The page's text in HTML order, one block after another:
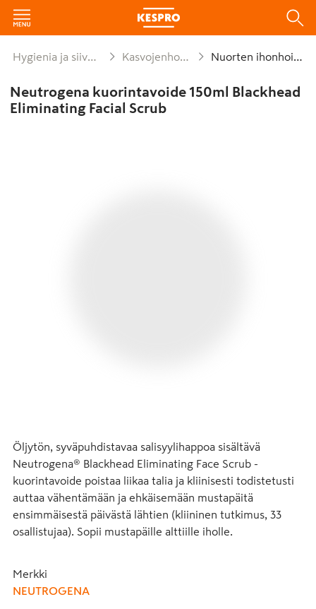
Hygienia ja siivous Kasvojenhoito Nuorten ihonhoito
Neutrogena kuorintavoide 150ml Blackhead
Eliminating Facial Scrub
Öljytön, syväpuhdistavaa salisyylihappoa sisältävä
Neutrogena® Blackhead Eliminating Face Scrub -
kuorintavoide poistaa liikaa talia ja kliinisesti todistetusti
auttaa vähentämään ja ehkäisemään mustapäitä
ensimmäisestä päivästä lähtien (kliininen tutkimus, 33
osallistujaa). Sopii mustapäille alttiille iholle.
Merkki
NEUTROGENA